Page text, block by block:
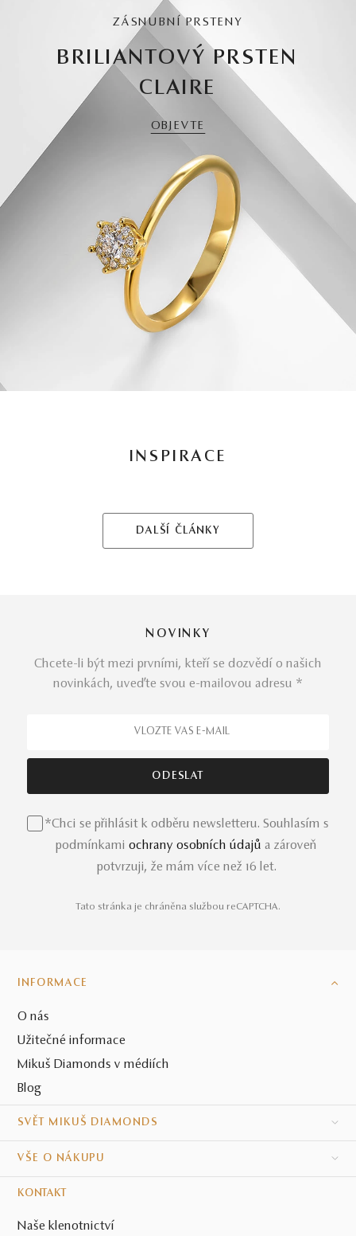
ZÁSNUBNÍ PRSTENY
BRILIANTOVÝ PRSTEN
CLAIRE
OBJEVTE
INSPIRACE
DALŠÍ ČLÁNKY
NOVINKY
Chcete-li být mezi prvními, kteří se dozvědí o našich
novinkách, uveďte svou e-mailovou adresu *
*Chci se přihlásit k odběru newsletteru. Souhlasím s
podmínkami ochrany osobních údajů a zároveň
potvrzuji, že mám více než 16 let.
Tato stránka je chráněna službou reCAPTCHA.
INFORMACE
O nás
Užitečné informace
Mikuš Diamonds v médiích
Blog
SVĚT MIKUŠ DIAMONDS
VŠE O NÁKUPU
KONTAKT
Naše klenotnictví